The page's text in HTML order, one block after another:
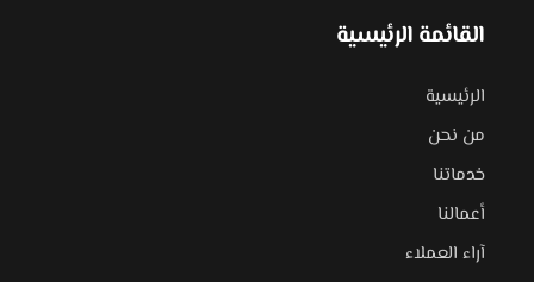
القائمة الرئيسية
الرئيسية
من نحن
خدماتنا
أعمالنا
آراء العملاء